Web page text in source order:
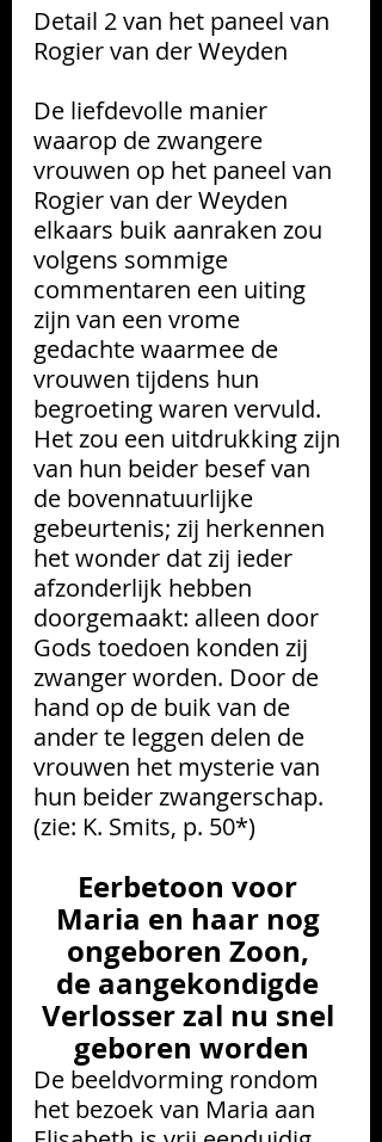
Detail 2 van het paneel van
Rogier van der Weyden
De liefdevolle manier
waarop de zwangere
vrouwen op het paneel van
Rogier van der Weyden
elkaars buik aanraken zou
volgens sommige
commentaren een uiting
zijn van een vrome
gedachte waarmee de
vrouwen tijdens hun
begroeting waren vervuld.
Het zou een uitdrukking zijn
van hun beider besef van
de bovennatuurlijke
gebeurtenis; zij herkennen
het wonder dat zij ieder
afzonderlijk hebben
doorgemaakt: alleen door
Gods toedoen konden zij
zwanger worden. Door de
hand op de buik van de
ander te leggen delen de
vrouwen het mysterie van
hun beider zwangerschap.
(zie: K. Smits, p. 50*)
Eerbetoon voor
Maria en haar nog
ongeboren Zoon,
de aangekondigde
Verlosser zal nu snel
geboren worden
De beeldvorming rondom
het bezoek van Maria aan